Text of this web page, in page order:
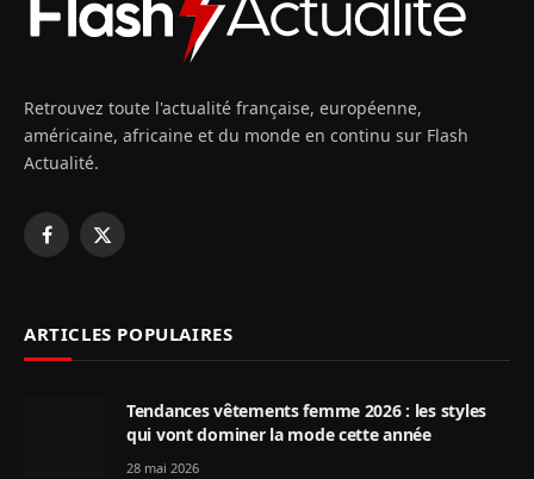
Retrouvez toute l'actualité française, européenne,
américaine, africaine et du monde en continu sur Flash
Actualité.
Facebook
X
ARTICLES POPULAIRES
Tendances vêtements femme 2026 : les styles
qui vont dominer la mode cette année
28 mai 2026